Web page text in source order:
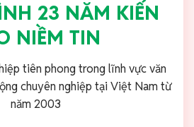
23 NĂM KIẾN
NIỀM TIN
tiên phong trong lĩnh vực văn
chuyên nghiệp tại Việt Nam từ
năm 2003